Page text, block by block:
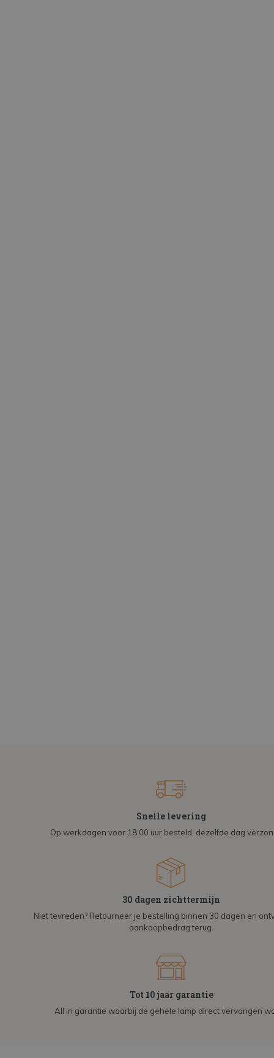
Snelle levering
Op werkdagen voor 18:00 uur besteld, dezelfde dag
30 dagen zichttermijn
Niet tevreden? Retourneer je bestelling binnen 30 dagen en
aankoopbedrag terug.
Tot 10 jaar garantie
All in garantie waarbij de gehele lamp direct vervangen